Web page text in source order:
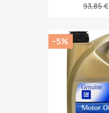
93,85 €
−5%